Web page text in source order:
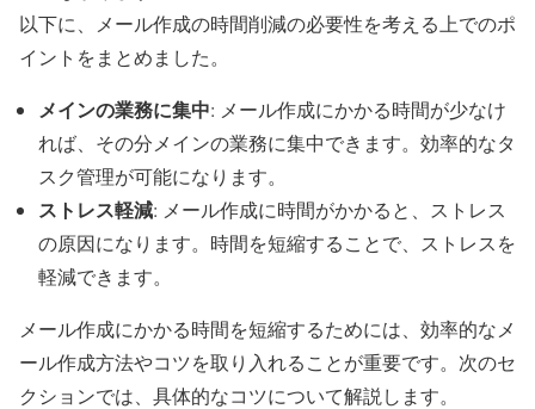
以下に、メール作成の時間削減の必要性を考える上でのポ
イントをまとめました。
メインの業務に集中: メール作成にかかる時間が少なけ
れば、その分メインの業務に集中できます。効率的なタ
スク管理が可能になります。
ストレス軽減: メール作成に時間がかかると、ストレス
の原因になります。時間を短縮することで、ストレスを
軽減できます。
メール作成にかかる時間を短縮するためには、効率的なメ
ール作成方法やコツを取り入れることが重要です。次のセ
クションでは、具体的なコツについて解説します。